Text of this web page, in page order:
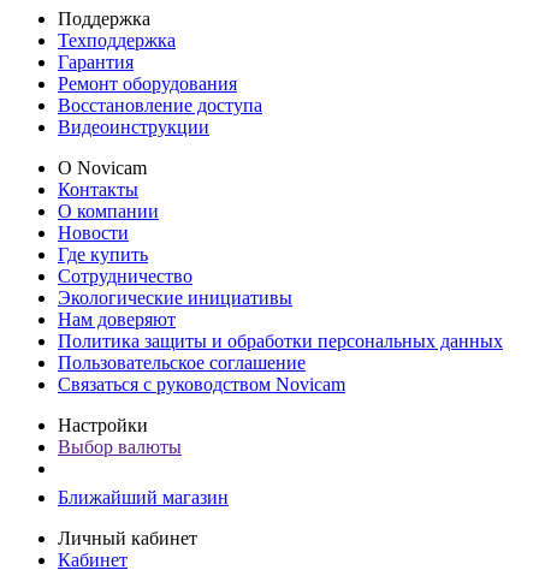
Поддержка
Техподдержка
Гарантия
Ремонт оборудования
Восстановление доступа
Видеоинструкции
О Novicam
Контакты
О компании
Новости
Где купить
Сотрудничество
Экологические инициативы
Нам доверяют
Политика защиты и обработки персональных данных
Пользовательское соглашение
Связаться с руководством Novicam
Настройки
Выбор валюты
Ближайший магазин
Личный кабинет
Кабинет